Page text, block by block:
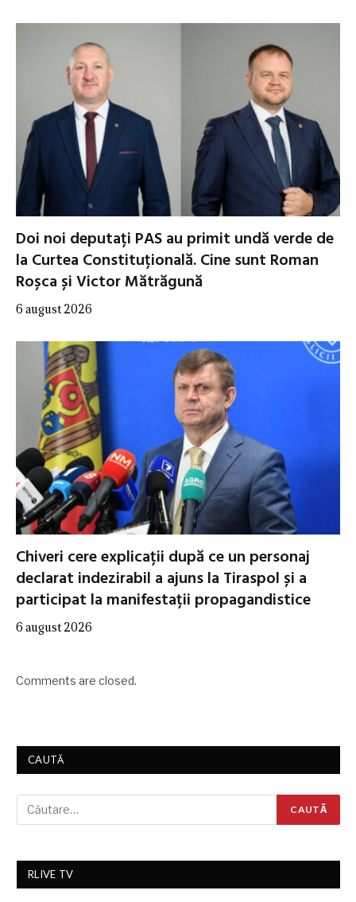
Doi noi deputați PAS au primit undă verde de
la Curtea Constituțională. Cine sunt Roman
Roșca și Victor Mătrăgună
6 august 2026
Chiveri cere explicații după ce un personaj
declarat indezirabil a ajuns la Tiraspol și a
participat la manifestații propagandistice
6 august 2026
Comments are closed.
CAUTĂ
RLIVE TV